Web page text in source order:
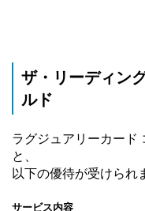
ザ・リーディン
ルド
ラグジュアリーカード
と、
以下の優待が受けられ
サービス内容